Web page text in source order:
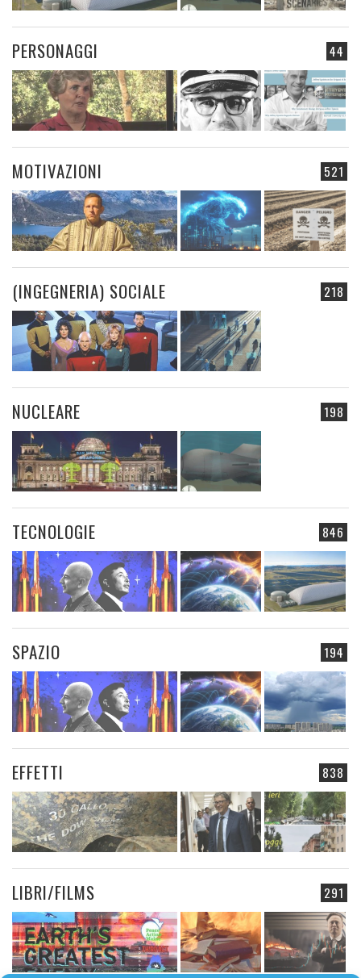
44
PERSONAGGI
521
MOTIVAZIONI
218
(INGEGNERIA) SOCIALE
198
NUCLEARE
846
TECNOLOGIE
194
SPAZIO
838
EFFETTI
291
LIBRI/FILMS